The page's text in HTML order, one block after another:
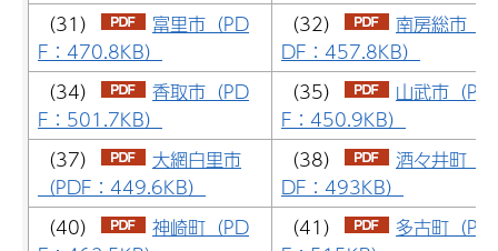
（31）
富里市（PD
F：470.8KB）
（32）
南房総市（P
DF：457.8KB）
（34）
香取市（PD
F：501.7KB）
（35）
山武市（PD
F：450.9KB）
（37）
大網白里市
（PDF：449.6KB）
（38）
酒々井町（P
DF：493KB）
（40）
神崎町（PD
（41）
多古町（PD